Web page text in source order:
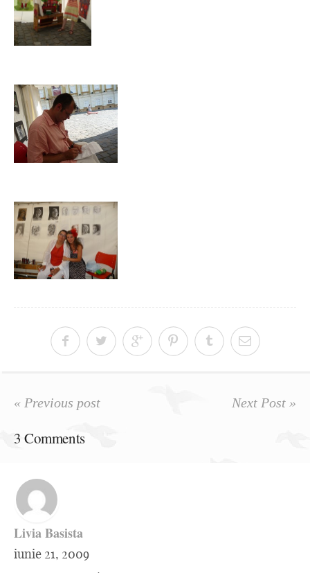
« Previous post Next Post »
3 Comments
Livia Basista
iunie 21, 2009